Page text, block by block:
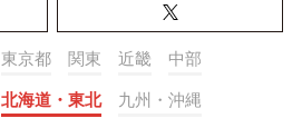
東京都 関東 近畿 中部
北海道・東北 九州・沖縄